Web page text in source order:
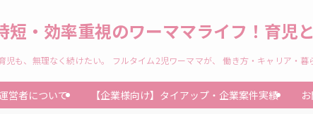
短・効率重視のワーママライフ！育児
児も、無理なく続けたい。 フルタイム2児ワーママが、 働き方・キャリア・暮
営者について 【企業様向け】タイアップ・企業案件実績